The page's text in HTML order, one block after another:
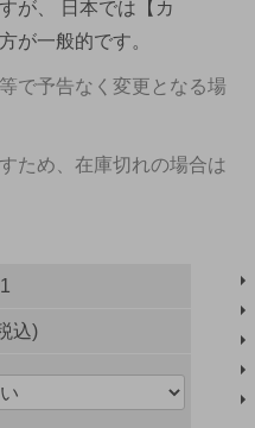
が、 日本では【カ
が一般的です。
で予告なく変更となる場
ため、在庫切れの場合は
込)